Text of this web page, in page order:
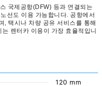
국제공항(DFW) 등과 연결되는
선도 이용 가능합니다. 공항에서
, 택시나 차량 공유 서비스를 통해
렌터카 이용이 가장 효율적입니
120 mm